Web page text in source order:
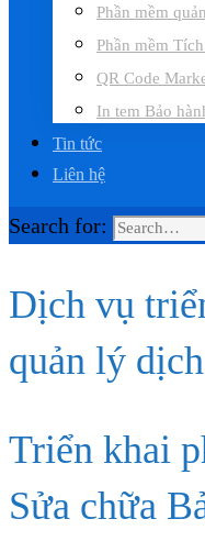
Phần mềm
Phần mềm
QR Code
In tem Bảo
Tin tức
Liên hệ
Search for:
Dịch vụ
quản lý
Triển khai
Sửa chữa